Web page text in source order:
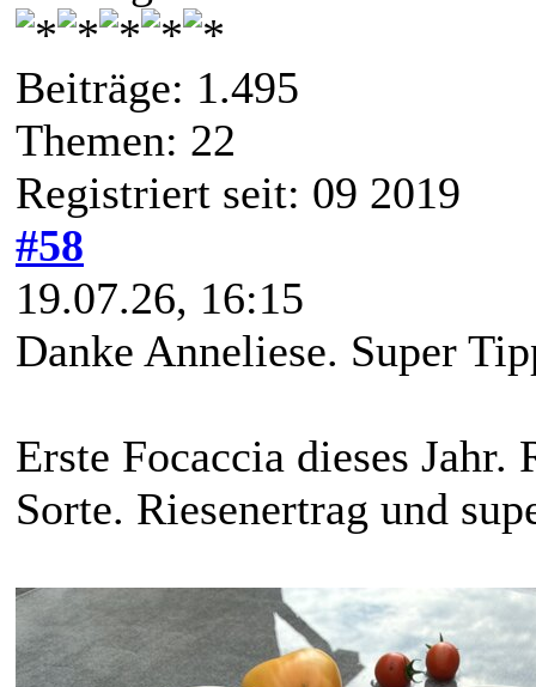
Beiträge: 1.495
Themen: 22
Registriert seit: 09 2019
#58
19.07.26, 16:15
Danke Anneliese. Super
Erste Focaccia dieses
Sorte. Riesenertrag und